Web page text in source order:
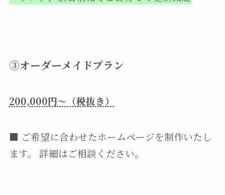
③オーダーメイドプラン
200,000円〜（税抜き）
■ ご希望に合わせたホームページを制作いたし
ます。 詳細はご相談ください。